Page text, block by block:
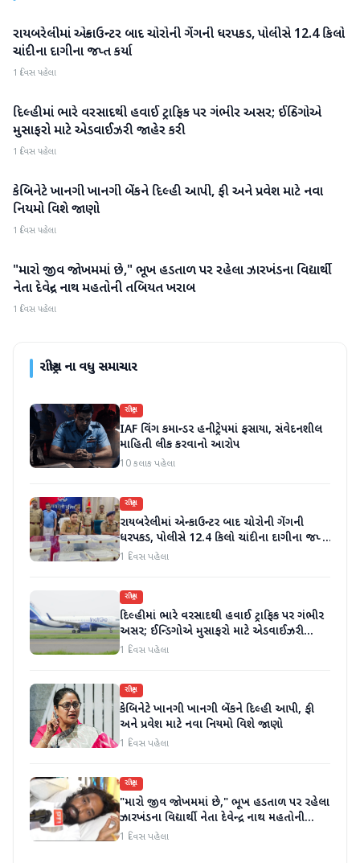
રાષ્ટ્રીય
રાયબરેલીમાં એન્કાઉન્ટર બાદ ચોરોની ગેંગની ધરપકડ, પોલીસે 12.4 કિલો
ચાંદીના દાગીના જપ્ત કર્યા
1 દિવસ પહેલા
રાષ્ટ્રીય
દિલ્હીમાં ભારે વરસાદથી હવાઈ ટ્રાફિક પર ગંભીર અસર; ઈન્ડિગોએ
મુસાફરો માટે એડવાઈઝરી જાહેર કરી
1 દિવસ પહેલા
રાષ્ટ્રીય
કેબિનેટે ખાનગી ખાનગી બેંકને દિલ્હી આપી, ફી અને પ્રવેશ માટે નવા
નિયમો વિશે જાણો
1 દિવસ પહેલા
રાષ્ટ્રીય
"મારો જીવ જોખમમાં છે," ભૂખ હડતાળ પર રહેલા ઝારખંડના વિદ્યાર્થી
નેતા દેવેન્દ્ર નાથ મહતોની તબિયત ખરાબ
1 દિવસ પહેલા
રાષ્ટ્રીયના વધુ સમાચાર
રાષ્ટ્રીય
IAF વિંગ કમાન્ડર હનીટ્રેપમાં ફસાયા, સંવેદનશીલ
માહિતી લીક કરવાનો આરોપ
10 કલાક પહેલા
રાષ્ટ્રીય
રાયબરેલીમાં એન્કાઉન્ટર બાદ ચોરોની ગેંગની
ધરપકડ, પોલીસે 12.4 કિલો ચાંદીના દાગીના જપ્ત
કર્યા
1 દિવસ પહેલા
રાષ્ટ્રીય
દિલ્હીમાં ભારે વરસાદથી હવાઈ ટ્રાફિક પર ગંભીર
અસર; ઈન્ડિગોએ મુસાફરો માટે એડવાઈઝરી
જાહેર કરી
1 દિવસ પહેલા
રાષ્ટ્રીય
કેબિનેટે ખાનગી ખાનગી બેંકને દિલ્હી આપી, ફી
અને પ્રવેશ માટે નવા નિયમો વિશે જાણો
1 દિવસ પહેલા
રાષ્ટ્રીય
"મારો જીવ જોખમમાં છે," ભૂખ હડતાળ પર રહેલા
ઝારખંડના વિદ્યાર્થી નેતા દેવેન્દ્ર નાથ મહતોની
તબિયત ખરાબ
1 દિવસ પહેલા